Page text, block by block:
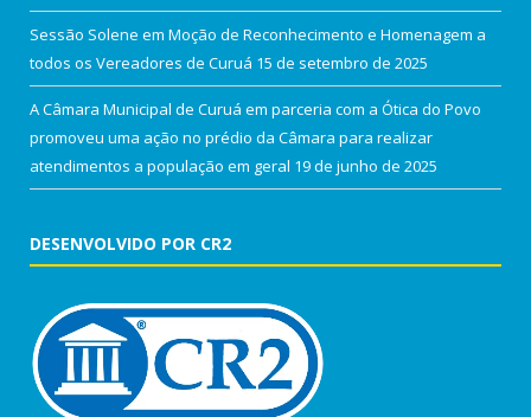
Sessão Solene em Moção de Reconhecimento e Homenagem a
todos os Vereadores de Curuá 15 de setembro de 2025
A Câmara Municipal de Curuá em parceria com a Ótica do Povo
promoveu uma ação no prédio da Câmara para realizar
atendimentos a população em geral 19 de junho de 2025
DESENVOLVIDO POR CR2